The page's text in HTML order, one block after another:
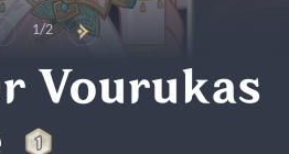
1/2
Vourukas